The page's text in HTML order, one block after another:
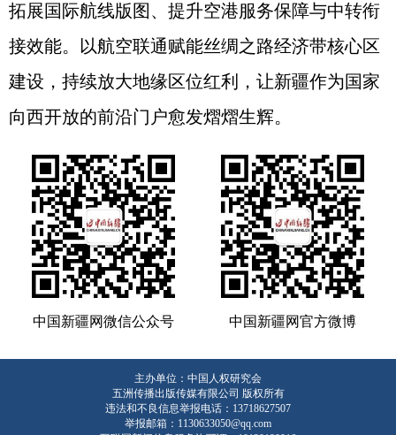
拓展国际航线版图、提升空港服务保障与中转衔
接效能。以航空联通赋能丝绸之路经济带核心区
建设，持续放大地缘区位红利，让新疆作为国家
向西开放的前沿门户愈发熠熠生辉。
中国新疆网微信公众号 中国新疆网官方微博
主办单位：中国人权研究会
五洲传播出版传媒有限公司 版权所有
违法和不良信息举报电话：13718627507
举报邮箱：1130633050@qq.com